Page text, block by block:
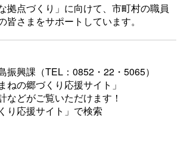
拠点づくり」に向けて、市町村の職員
皆さまをサポートしています。
振興課（TEL：0852・22・5065）
ねの郷づくり応援サイト」
などがご覧いただけます！
り応援サイト」で検索